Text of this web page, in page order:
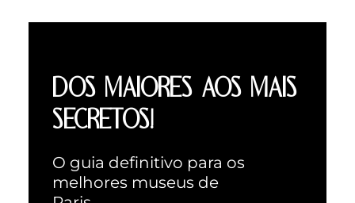
DOS MAIORES AOS MAIS
SECRETOS!
O guia definitivo para os
melhores museus de